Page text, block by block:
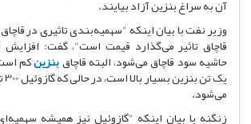
آن به سراغ بنزین آزاد بیایند.
وزیر نفت با بیان اینکه "سهمیه‌بندی تاثیری در
قاچاق تاثیر می‌گذارد قیمت است"، گفت:
حاشیه سود قاچاق می‌شود، البته قاچاقبنزینکم
یک
می‌شود.
زنگنه با بیان اینکه "گازوئیل نیز همیشه